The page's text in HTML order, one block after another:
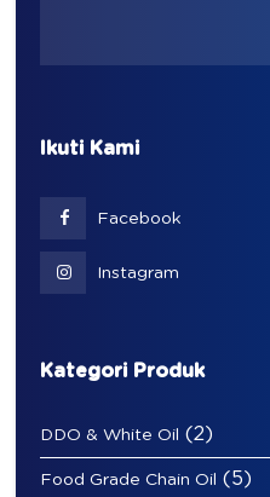
Ikuti Kami
Facebook
Instagram
Kategori Produk
DDO & White Oil (2)
Food Grade Chain Oil (5)